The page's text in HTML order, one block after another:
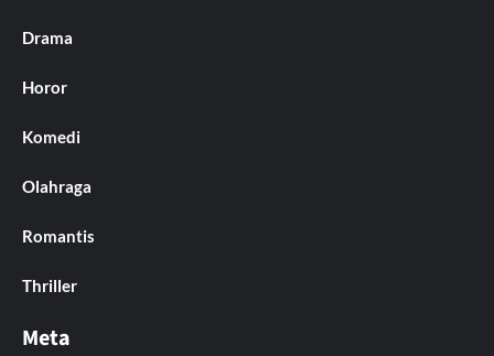
Drama
Horor
Komedi
Olahraga
Romantis
Thriller
Meta